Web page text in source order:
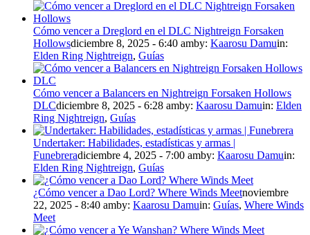
Cómo vencer a Dreglord en el DLC Nightreign Forsaken
Hollowsdiciembre 8, 2025 - 6:40 amby: Kaarosu Damuin:
Elden Ring Nightreign, Guías
Cómo vencer a Balancers en Nightreign Forsaken Hollows
DLCdiciembre 8, 2025 - 6:28 amby: Kaarosu Damuin: Elden
Ring Nightreign, Guías
Undertaker: Habilidades, estadísticas y armas |
Funebreradiciembre 4, 2025 - 7:00 amby: Kaarosu Damuin:
Elden Ring Nightreign, Guías
¿Cómo vencer a Dao Lord? Where Winds Meetnoviembre
22, 2025 - 8:40 amby: Kaarosu Damuin: Guías, Where Winds
Meet